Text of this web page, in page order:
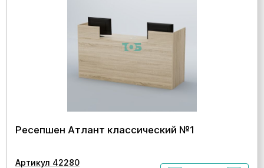
Ресепшен Атлант классический №1
Артикул 42280